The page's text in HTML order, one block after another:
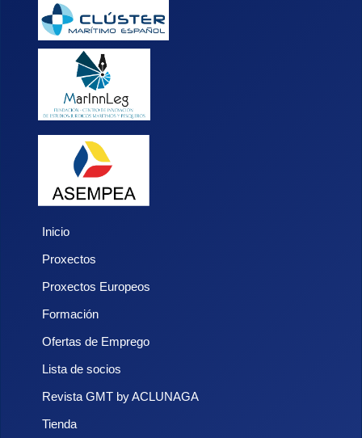
Inicio
Proxectos
Proxectos Europeos
Formación
Ofertas de Emprego
Lista de socios
Revista GMT by ACLUNAGA
Tienda